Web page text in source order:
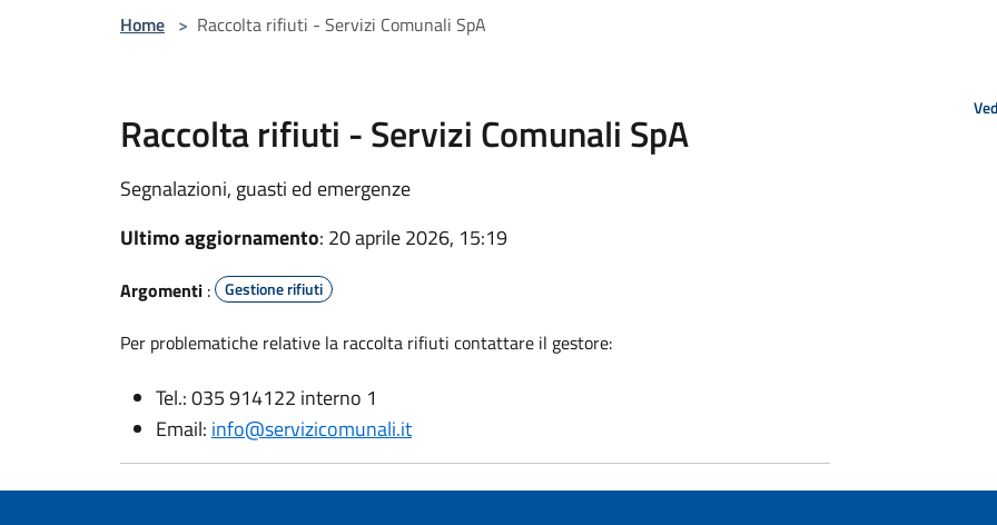
Home > Raccolta rifiuti - Servizi Comunali SpA
Raccolta rifiuti - Servizi Comunali SpA
Segnalazioni, guasti ed emergenze
Ultimo aggiornamento: 20 aprile 2026, 15:19
Argomenti : Gestione rifiuti
Per problematiche relative la raccolta rifiuti contattare il gestore:
Tel.: 035 914122 interno 1
Email: info@servizicomunali.it